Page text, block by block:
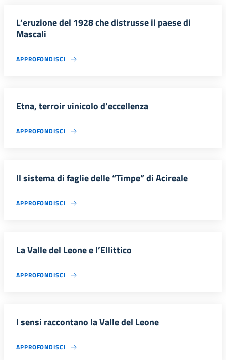
L’eruzione del 1928 che distrusse il paese di
Mascali
APPROFONDISCI
Etna, terroir vinicolo d’eccellenza
APPROFONDISCI
Il sistema di faglie delle “Timpe” di Acireale
APPROFONDISCI
La Valle del Leone e l’Ellittico
APPROFONDISCI
I sensi raccontano la Valle del Leone
APPROFONDISCI